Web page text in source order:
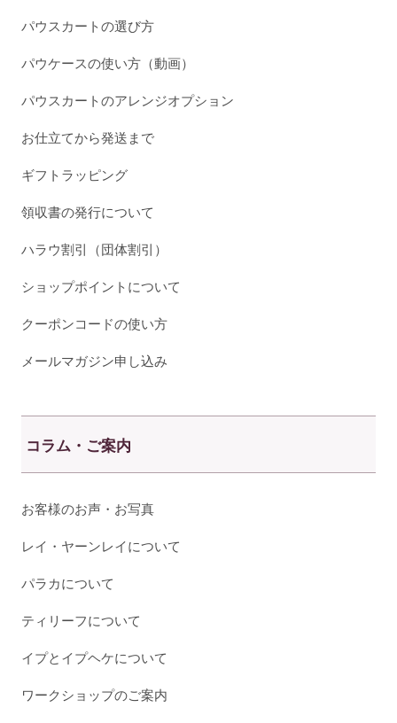
パウスカートの選び方
パウケースの使い方（動画）
パウスカートのアレンジオプション
お仕立てから発送まで
ギフトラッピング
領収書の発行について
ハラウ割引（団体割引）
ショップポイントについて
クーポンコードの使い方
メールマガジン申し込み
コラム・ご案内
お客様のお声・お写真
レイ・ヤーンレイについて
パラカについて
ティリーフについて
イプとイプヘケについて
ワークショップのご案内